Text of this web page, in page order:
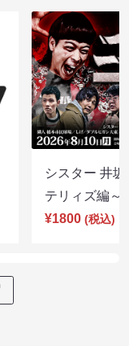
シスター 井
テリィズ編
¥1800 (税込)